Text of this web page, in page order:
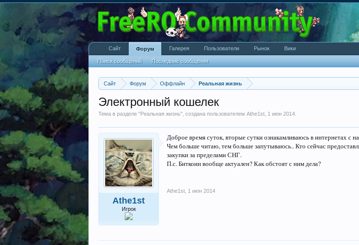
Сайт Форум Оффлайн Реальная жизнь
Электронный кошелек
Тема в разделе "Реальная жизнь", создана пользователем Athe1st 1 июн 2014
Athe1st
Игрок
Доброе время суток, вторые сутки ознакамливаюсь в интернетах с
Чем больше читаю, тем больше запутываюсь.. Кто сейчас
закупки за пределами СНГ.
П.с. Биткоин вообще актуален? Как обстоят с ним дела?
Athe1st 1 июн 2014
Сайт Форум
Поиск сообщений Последние сообщения
Галерея Пользователи Рынок Вики